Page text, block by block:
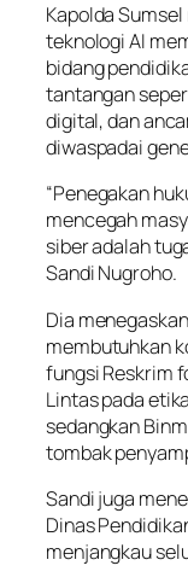
Kapolda
teknologi AI
bidang
tantangan
digital, dan
diwaspadai
“Penegakan
mencegah
siber adalah
Sandi Nugroho.
Dia
membutuhkan
fungsi Reskrim
Lintas pada
sedangkan
tombak
Sandi juga
Dinas
menjangkau